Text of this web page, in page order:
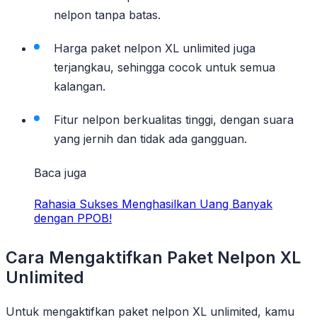
nelpon tanpa batas.
Harga paket nelpon XL unlimited juga
terjangkau, sehingga cocok untuk semua
kalangan.
Fitur nelpon berkualitas tinggi, dengan suara
yang jernih dan tidak ada gangguan.
Baca juga
Rahasia Sukses Menghasilkan Uang Banyak
dengan PPOB!
Cara Mengaktifkan Paket Nelpon XL
Unlimited
Untuk mengaktifkan paket nelpon XL unlimited, kamu